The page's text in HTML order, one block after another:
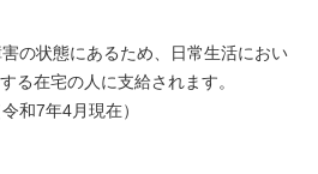
の状態にあるため、日常生活におい
る在宅の人に支給されます。
和7年4月現在）